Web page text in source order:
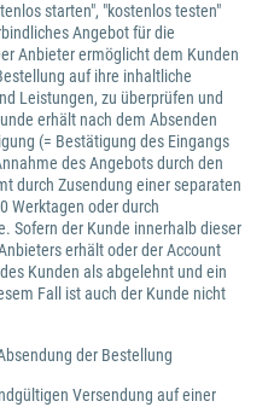
starten", "kostenlos testen"
Angebot für die
Anbieter ermöglicht dem Kunden
auf ihre inhaltliche
Leistungen, zu überprüfen und
erhält nach dem Absenden
(= Bestätigung des Eingangs
des Angebots durch den
durch Zusendung einer separaten
Werktagen oder durch
Sofern der Kunde innerhalb dieser
erhält oder der Account
Kunden als abgelehnt und ein
Fall ist auch der Kunde nicht
der Bestellung
Versendung auf einer